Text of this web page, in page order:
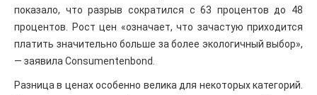
показало, что разрыв сократился с 63 процентов до 48
процентов. Рост цен «означает, что зачастую приходится
платить значительно больше за более экологичный выбор»,
— заявила Consumentenbond.
Разница в ценах особенно велика для некоторых категорий.